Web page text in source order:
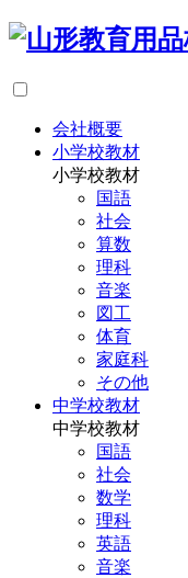
会社概要
小学校教材
小学校教材
国語
社会
算数
理科
音楽
図工
体育
家庭科
その他
中学校教材
中学校教材
国語
社会
数学
理科
英語
音楽